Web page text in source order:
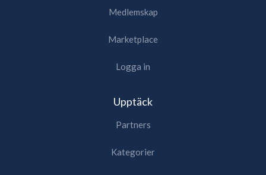
Medlemskap
Marketplace
Logga in
Upptäck
Partners
Kategorier